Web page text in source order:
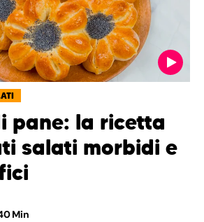
pane: la ricetta
salati morbidi e
Min